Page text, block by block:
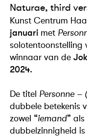
Naturae, third
Kunst Centrum
januari met
solotentoonstelling
winnaar van de
2024.
De titel Personne –
dubbele betekenis
zowel “iemand” als
dubbelzinnigheid